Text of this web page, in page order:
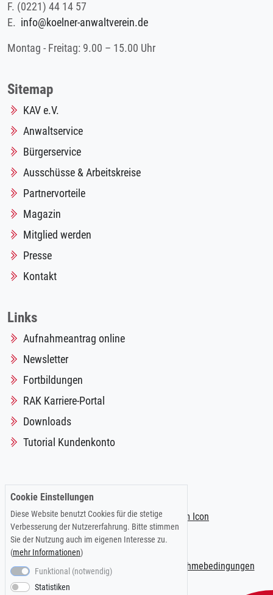
F. (0221) 44 14 57
E. info@koelner-anwaltverein.de
Montag - Freitag: 9.00 – 15.00 Uhr
Sitemap
KAV e.V.
Anwaltservice
Bürgerservice
Ausschüsse & Arbeitskreise
Partnervorteile
Magazin
Mitglied werden
Presse
Kontakt
Links
Aufnahmeantrag online
Newsletter
Fortbildungen
RAK Karriere-Portal
Downloads
Tutorial Kundenkonto
Impressum |Datenschutzerklärung Teilnahmebedingungen
Cookie Einstellungen
Diese Website benutzt Cookies für die stetige
Verbesserung der Nutzererfahrung. Bitte stimmen
Sie der Nutzung auch im eigenen Interesse zu.
(mehr Informationen)
Funktional (notwendig)
Statistiken